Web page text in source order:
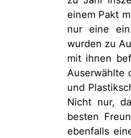
einem Pakt
nur eine
wurden zu
mit ihnen
Auserwählte
und
Nicht nur,
besten
ebenfalls